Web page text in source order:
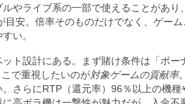
やライブ系の一部で使えることがあ
目安。倍率そのものだけでなく、ゲー
い。
ト設計にある。まず賭け条件は「ボ
で重視したいのが対象ゲームの貢献率
さらにRTP（還元率）96％以上の機